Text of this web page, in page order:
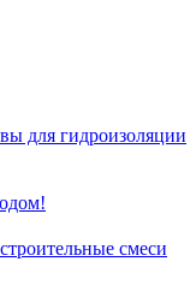
для гидроизоляции
смеси